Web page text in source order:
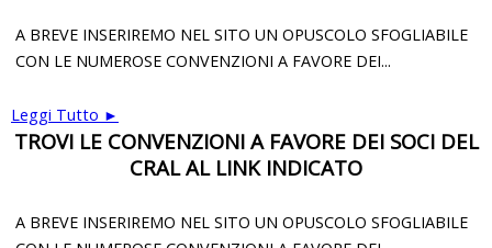
A BREVE INSERIREMO NEL SITO UN OPUSCOLO SFOGLIABILE
CON LE NUMEROSE CONVENZIONI A FAVORE DEI...
Leggi Tutto ►
TROVI LE CONVENZIONI A FAVORE DEI SOCI DEL
CRAL AL LINK INDICATO
A BREVE INSERIREMO NEL SITO UN OPUSCOLO SFOGLIABILE